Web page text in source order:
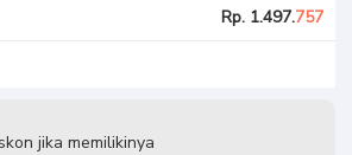
Rp. 1.497.757
jika memilikinya